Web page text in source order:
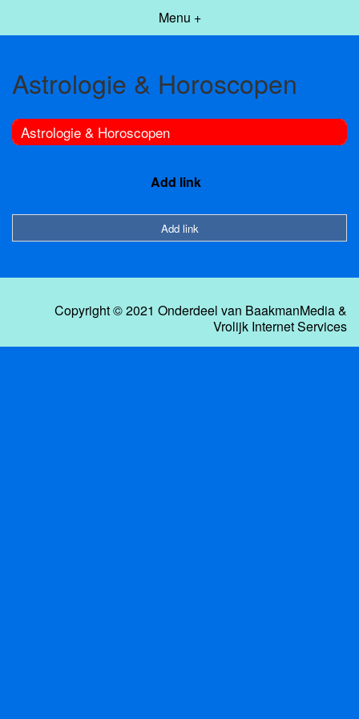
Menu +
Astrologie & Horoscopen
Astrologie & Horoscopen
Add link
Add link
Copyright © 2021 Onderdeel van BaakmanMedia&
Vrolijk Internet Services